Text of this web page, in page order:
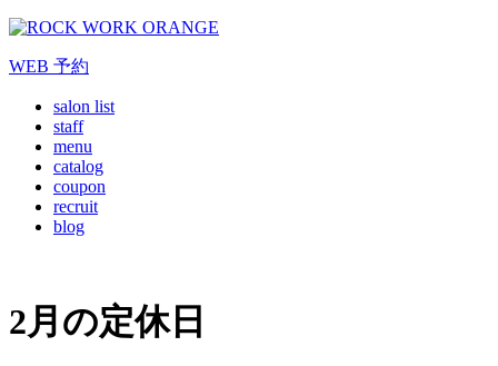
WEB 予約
salon list
staff
menu
catalog
coupon
recruit
blog
2月の定休日